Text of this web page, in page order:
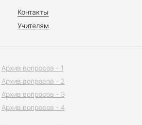
Контакты
Учителям
Архив вопросов - 1
Архив вопросов - 2
Архив вопросов - 3
Архив вопросов - 4